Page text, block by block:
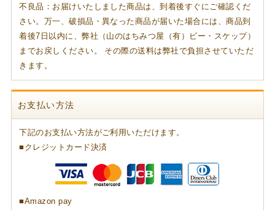
不良品：お届けいたしました商品は、到着後すぐにご確認くだ
さい。万一、破損品・異なった商品が届いた場合には、商品到
着後7日以内に、弊社（山のはちみつ屋（有）ビー・スケップ）
までお戻しください。 その際の送料は弊社で負担させていただ
きます。
お支払い方法
下記のお支払い方法がご利用いただけます。
■クレジットカード決済
■Amazon pay